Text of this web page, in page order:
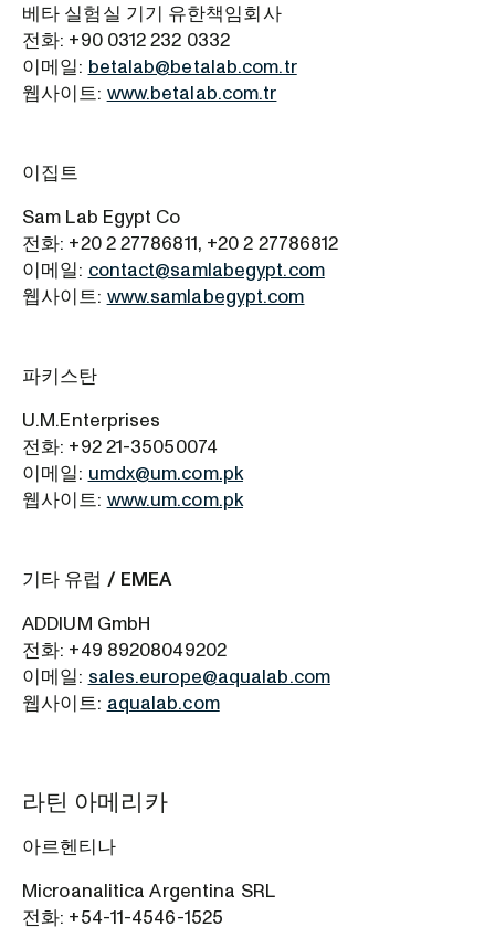
베타 실험실 기기 유한책임회사
전화: +90 0312 232 0332
이메일: betalab@betalab.com.tr
웹사이트: www.betalab.com.tr
이집트
Sam Lab Egypt Co
전화: +20 2 27786811, +20 2 27786812
이메일: contact@samlabegypt.com
웹사이트: www.samlabegypt.com
파키스탄
U.M.Enterprises
전화: +92 21-35050074
이메일: umdx@um.com.pk
웹사이트: www.um.com.pk
기타 유럽 / EMEA
ADDIUM GmbH
전화: +49 89208049202
이메일: sales.europe@aqualab.com
웹사이트: aqualab.com
라틴 아메리카
아르헨티나
Microanalitica Argentina SRL
전화: +54-11-4546-1525